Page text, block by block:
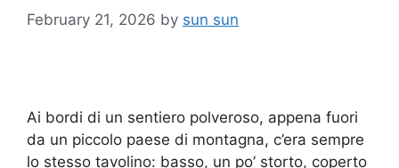
February 21, 2026 by sun sun
Ai bordi di un sentiero polveroso, appena fuori
da un piccolo paese di montagna, c’era sempre
lo stesso tavolino: basso, un po’ storto, coperto